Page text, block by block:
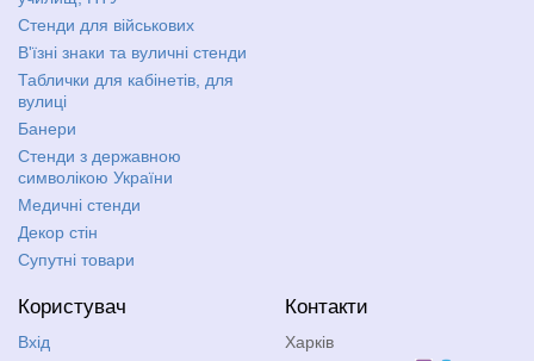
Стенди для військових
В'їзні знаки та вуличні стенди
Таблички для кабінетів, для
вулиці
Банери
Стенди з державною
символікою України
Медичні стенди
Декор стін
Супутні товари
Користувач
Вхід
Контакти
Харків